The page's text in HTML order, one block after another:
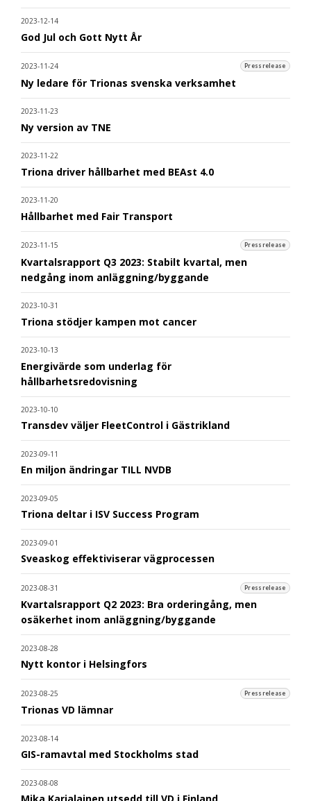
2023-12-14
God Jul och Gott Nytt År
2023-11-24 Pressrelease
Ny ledare för Trionas svenska verksamhet
2023-11-23
Ny version av TNE
2023-11-22
Triona driver hållbarhet med BEAst 4.0
2023-11-20
Hållbarhet med Fair Transport
2023-11-15 Pressrelease
Kvartalsrapport Q3 2023: Stabilt kvartal, men
nedgång inom anläggning/byggande
2023-10-31
Triona stödjer kampen mot cancer
2023-10-13
Energivärde som underlag för
hållbarhetsredovisning
2023-10-10
Transdev väljer FleetControl i Gästrikland
2023-09-11
En miljon ändringar TILL NVDB
2023-09-05
Triona deltar i ISV Success Program
2023-09-01
Sveaskog effektiviserar vägprocessen
2023-08-31 Pressrelease
Kvartalsrapport Q2 2023: Bra orderingång, men
osäkerhet inom anläggning/byggande
2023-08-28
Nytt kontor i Helsingfors
2023-08-25 Pressrelease
Trionas VD lämnar
2023-08-14
GIS-ramavtal med Stockholms stad
2023-08-08